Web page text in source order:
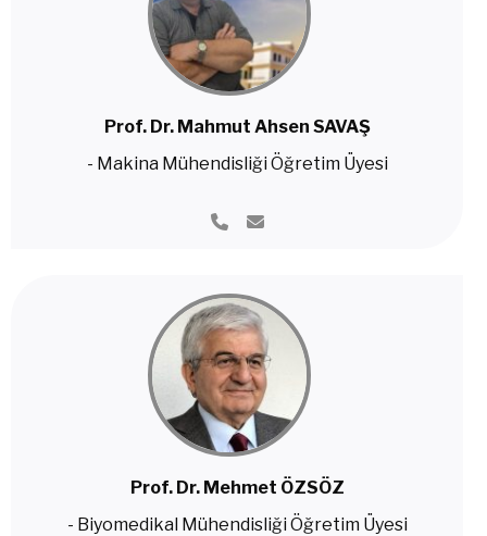
Prof. Dr. Mahmut Ahsen SAVAŞ
- Makina Mühendisliği Öğretim Üyesi
Prof. Dr. Mehmet ÖZSÖZ
- Biyomedikal Mühendisliği Öğretim Üyesi